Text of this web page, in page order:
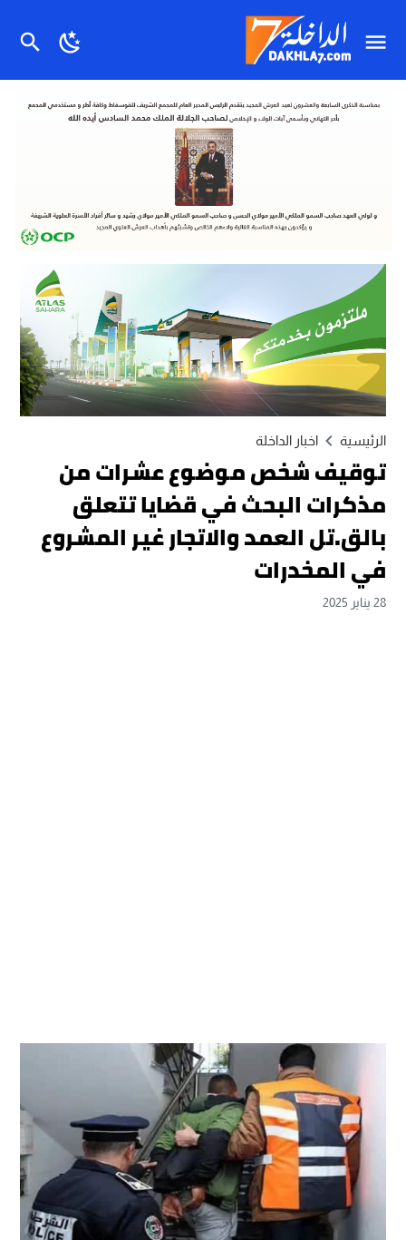
الرئيسية اخبار الداخلة
توقيف شخص موضوع عشرات من
مذكرات البحث في قضايا تتعلق
بالق.تل العمد والاتجار غير المشروع
في المخدرات
28 يناير 2025